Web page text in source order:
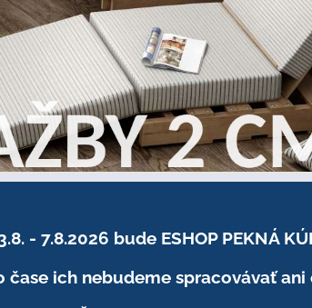
- 7.8.2026 bude ESHOP PEKNÁ
ich nebudeme spracovávať